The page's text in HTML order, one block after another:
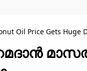
Oil Price Gets Huge
റമദാന്‍